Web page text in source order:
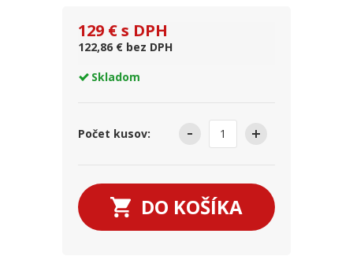
129 € s DPH
122,86 € bez DPH
Skladom
Počet kusov:
DO KOŠÍKA